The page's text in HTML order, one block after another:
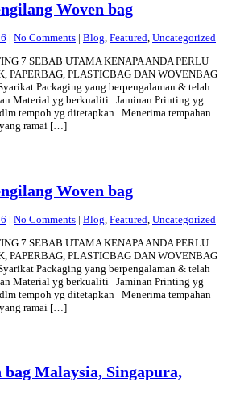
Woven bag
| No Comments | Blog, Featured, Uncategorized
7 SEBAB UTAMA KENAPA ANDA PERLU
PAPERBAG, PLASTICBAG DAN WOVENBAG
Packaging yang berpengalaman & telah
Material yg berkualiti Jaminan Printing yg
tempoh yg ditetapkan Menerima tempahan
ramai […]
Woven bag
| No Comments | Blog Featured Uncategorized
7 SEBAB UTAMA KENAPA ANDA PERLU
PAPERBAG, PLASTICBAG DAN WOVENBAG
Packaging yang berpengalaman & telah
Material yg berkualiti Jaminan Printing yg
tempoh yg ditetapkan Menerima tempahan
ramai […]
bag Malaysia, Singapura,